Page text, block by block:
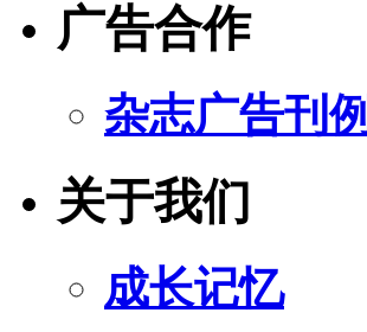
广告合作
杂志广告刊例
关于我们
成长记忆